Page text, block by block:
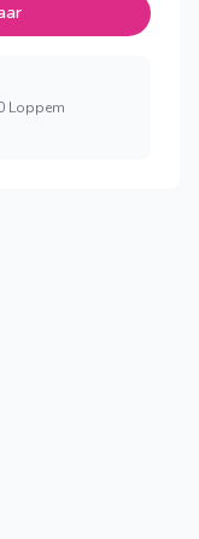
Loppem